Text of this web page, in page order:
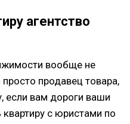
агентство
вообще не
продавец товара,
если вам дороги ваши
с юристами по